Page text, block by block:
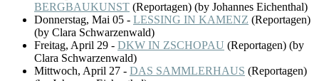
BERGBAUKUNST (Reportagen) (by Johannes Eichenthal)
Donnerstag, Mai 05 - LESSING IN KAMENZ (Reportagen)
(by Clara Schwarzenwald)
Freitag, April 29 - DKW IN ZSCHOPAU (Reportagen) (by
Clara Schwarzenwald)
Mittwoch, April 27 - DAS SAMMLERHAUS (Reportagen)